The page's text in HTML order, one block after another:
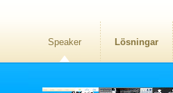
Speaker Lösningar